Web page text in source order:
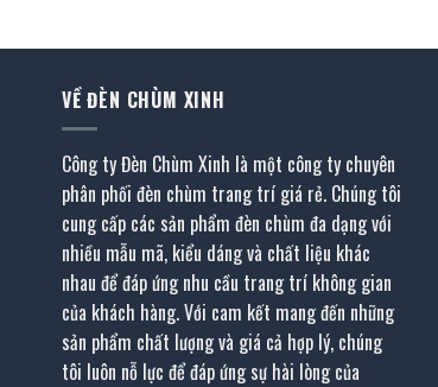
VỀ ĐÈN CHÙM XINH
Công ty Đèn Chùm Xinh là một công ty chuyên
phân phối đèn chùm trang trí giá rẻ. Chúng tôi
cung cấp các sản phẩm đèn chùm đa dạng với
nhiều mẫu mã, kiểu dáng và chất liệu khác
nhau để đáp ứng nhu cầu trang trí không gian
của khách hàng. Với cam kết mang đến những
sản phẩm chất lượng và giá cả hợp lý, chúng
tôi luôn nỗ lực để đáp ứng sự hài lòng của